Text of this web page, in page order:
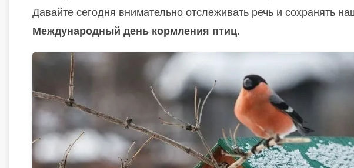
Давайте сегодня внимательно отслеживать речь и сохранять
Международный день кормления птиц.